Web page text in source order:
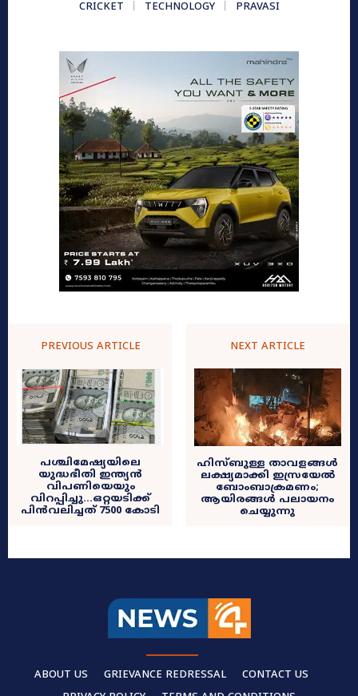
CRICKET
TECHNOLOGY PRAVASI
PREVIOUS ARTICLE
പശ്ചിമേഷ്യയിലെ
യുദ്ധഭീതി ഇന്ത്യൻ
വിപണിയെയും
വിറപ്പിച്ചു…ഒറ്റയടിക്ക്
പിന്‍വലിച്ചത് 7500 കോടി
NEXT ARTICLE
ഹിസ്ബുള്ള താവളങ്ങൾ
ലക്ഷ്യമാക്കി ഇസ്രയേൽ
ബോംബാക്രമണം;
ആയിരങ്ങൾ പലായനം
ചെയ്യുന്നു
ABOUT US GRIEVANCE REDRESSAL
CONTACT US